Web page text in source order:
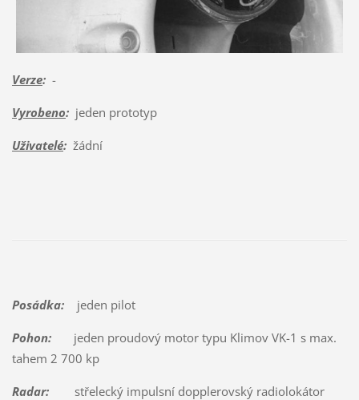
Verze:-
Vyrobeno:jeden prototyp
Uživatelé:žádní
Posádka:jeden pilot
Pohon:jeden proudový motor typu Klimov VK-1 s max.
tahem 2 700 kp
Radar:střelecký impulsní dopplerovský radiolokátor